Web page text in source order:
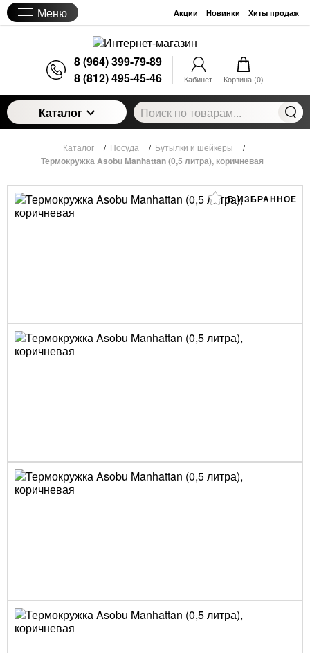
Меню Акции Новинки Хиты продаж
8 (964) 399-79-89
8 (812) 495-45-46
Кабинет Корзина (0)
Каталог
Каталог / Посуда / Бутылки и шейкеры /
Термокружка Asobu Manhattan (0,5 литра), коричневая
В ИЗБРАННОЕ